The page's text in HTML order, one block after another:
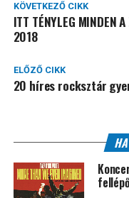
KÖVETKEZŐ CIKK
ITT TÉNYLEG MINDEN
2018
ELŐZŐ CIKK
20 híres rocksztár